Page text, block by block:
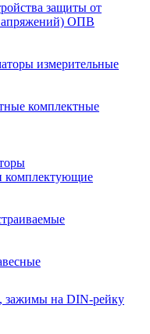
защиты от
ОПВ
измерительные
комплектные
комплектующие
зажимы на DIN-рейку